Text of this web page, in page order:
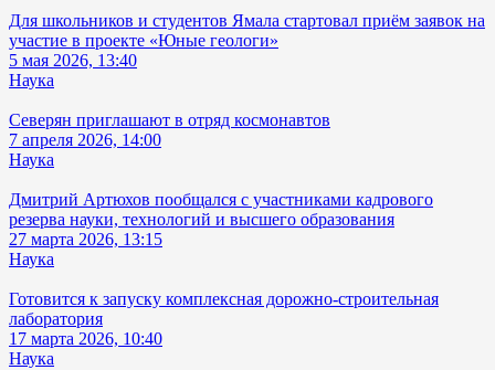
Для школьников и студентов Ямала стартовал приём заявок на
участие в проекте «Юные геологи»
5 мая 2026, 13:40
Наука
Северян приглашают в отряд космонавтов
7 апреля 2026, 14:00
Наука
Дмитрий Артюхов пообщался с участниками кадрового
резерва науки, технологий и высшего образования
27 марта 2026, 13:15
Наука
Готовится к запуску комплексная дорожно-строительная
лаборатория
17 марта 2026, 10:40
Наука